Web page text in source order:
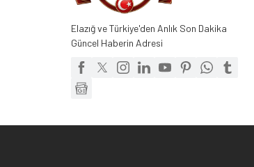
Elazığ ve Türkiye'den Anlık Son Dakika
Güncel Haberin Adresi